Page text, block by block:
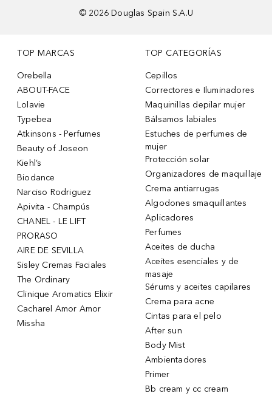
© 2026 Douglas Spain S.A.U
TOP MARCAS
Orebella
ABOUT-FACE
Lolavie
Typebea
Atkinsons - Perfumes
Beauty of Joseon
Kiehl’s
Biodance
Narciso Rodriguez
Apivita - Champús
CHANEL - LE LIFT
PRORASO
AIRE DE SEVILLA
Sisley Cremas Faciales
The Ordinary
Clinique Aromatics Elixir
Cacharel Amor Amor
Missha
TOP CATEGORÍAS
Cepillos
Correctores e Iluminadores
Maquinillas depilar mujer
Bálsamos labiales
Estuches de perfumes de
mujer
Protección solar
Organizadores de maquillaje
Crema antiarrugas
Algodones smaquillantes
Aplicadores
Perfumes
Aceites de ducha
Aceites esenciales y de
masaje
Sérums y aceites capilares
Crema para acne
Cintas para el pelo
After sun
Body Mist
Ambientadores
Primer
Bb cream y cc cream